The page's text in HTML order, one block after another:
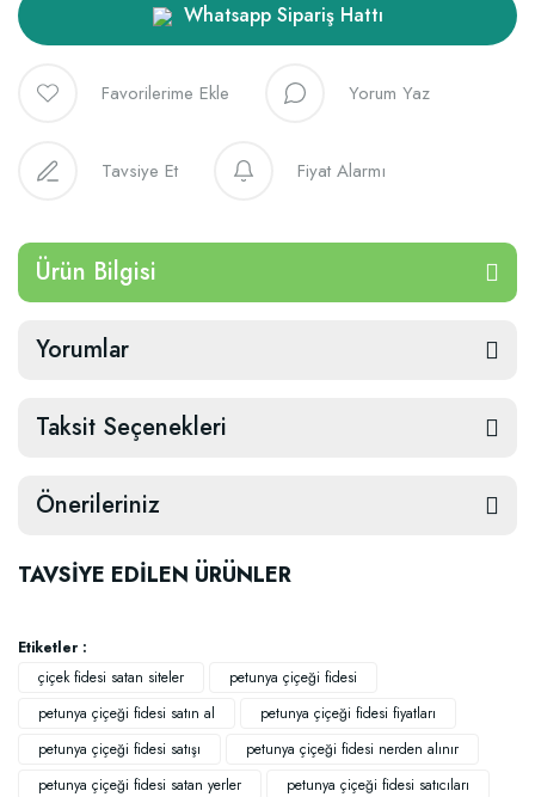
Whatsapp Sipariş Hattı
Yorum Yaz
Tavsiye Et Fiyat Alarmı
Ürün Bilgisi
Yorumlar
Taksit Seçenekleri
Önerileriniz
TAVSİYE EDİLEN ÜRÜNLER
Etiketler :
çiçek fidesi satan siteler
petunya çiçeği fidesi
petunya çiçeği fidesi satın al
petunya çiçeği fidesi fiyatları
petunya çiçeği fidesi satışı
petunya çiçeği fidesi nerden alınır
petunya çiçeği fidesi satan yerler
petunya çiçeği fidesi satıcıları